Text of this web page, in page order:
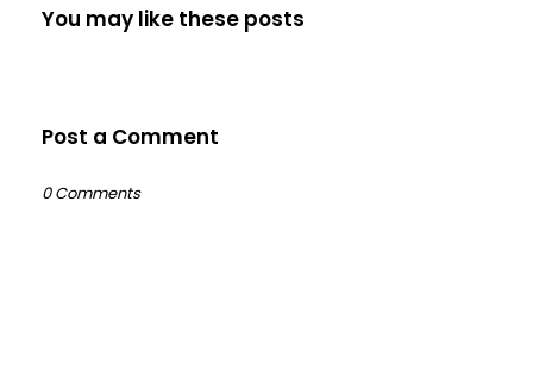
You may like these posts
Post a Comment
0 Comments